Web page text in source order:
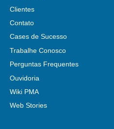
Clientes
Contato
Cases de Sucesso
Trabalhe Conosco
Perguntas Frequentes
Ouvidoria
Wiki PMA
Web Stories